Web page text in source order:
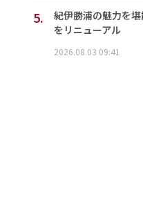
5.
紀伊勝浦の魅力を
をリニューアル
2026.08.03 09:41